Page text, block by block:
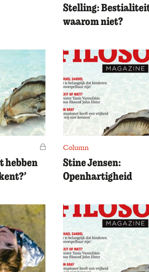
Stelling:
waarom niet?
Voor leden
hebben
Column
Stine Jensen:
Openhartigheid